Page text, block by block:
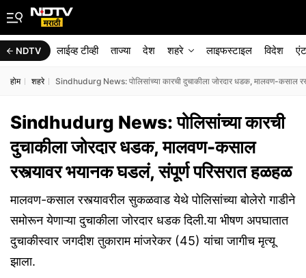
NDTV लाईव्ह टीव्ही ताज्या देश शहरे लाइफस्टाइल विदेश
होम शहरे Sindhudurg News: पोलिसांच्या कारची दुचाकीला जोरदार धडक, मालवण-कसाल
Sindhudurg News: पोलिसांच्या कारची
दुचाकीला जोरदार धडक, मालवण-कसाल
रस्त्यावर भयानक घडलं, संपूर्ण परिसरात हळहळ
मालवण-कसाल रस्त्यावरील सुकळवाड येथे पोलिसांच्या बोलेरो गाडीने
समोरून येणाऱ्या दुचाकीला जोरदार धडक दिली.या भीषण अपघातात
दुचाकीस्वार जगदीश तुकाराम मांजरेकर (45) यांचा जागीच मृत्यू
झाला.